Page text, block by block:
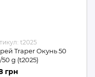
t2025
Traper Окунь 50
g (t2025)
грн